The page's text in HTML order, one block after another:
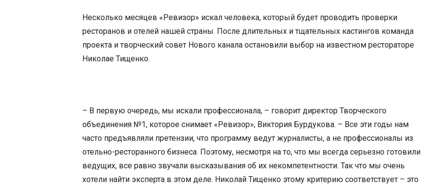
Несколько месяцев «Ревизор» искал человека, который будет проводить проверки
ресторанов и отелей нашей страны. После длительных и тщательных кастингов команда
проекта и творческий совет Нового канала остановили выбор на известном рестораторе
Николае Тищенко.
– В первую очередь, мы искали профессионала, – говорит директор Творческого
объединения №1, которое снимает «Ревизор», Виктория Бурдукова. – Все эти годы нам
часто предъявляли претензии, что программу ведут журналисты, а не профессионалы из
отельно-ресторанного бизнеса. Поэтому, несмотря на то, что мы всегда серьезно готовили
ведущих, все равно звучали высказывания об их некомпетентности. Так что мы очень
хотели найти эксперта в этом деле. Николай Тищенко этому критерию соответствует – это